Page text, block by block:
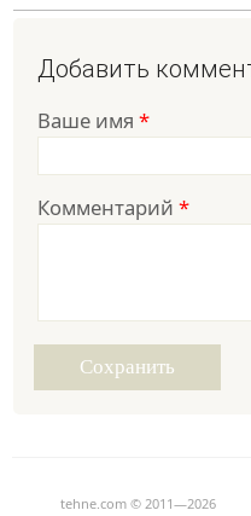
Добавить
Ваше имя *
Комментарий *
tehne.com © 2011—2026